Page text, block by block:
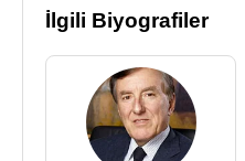
adıyla yayımladı. Ve
Nejat Eczacıbaşı, 1946
Eczacıbaşı'yla
Eczacıbaşı(d.
İlgili Biyografiler